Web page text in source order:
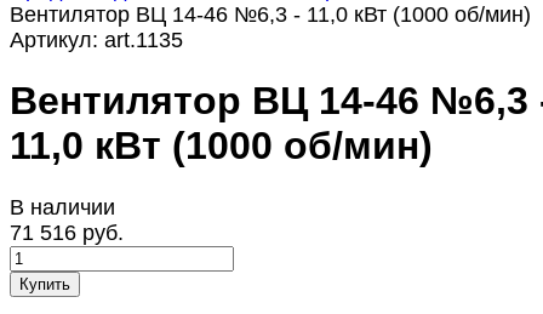
Вентилятор ВЦ 14-46 №6,3 - 11,0 кВт (1000 об/мин)
Артикул: art.1135
Вентилятор ВЦ 14-46 №6,3
11,0 кВт (1000 об/мин)
В наличии
71 516 руб.
Купить